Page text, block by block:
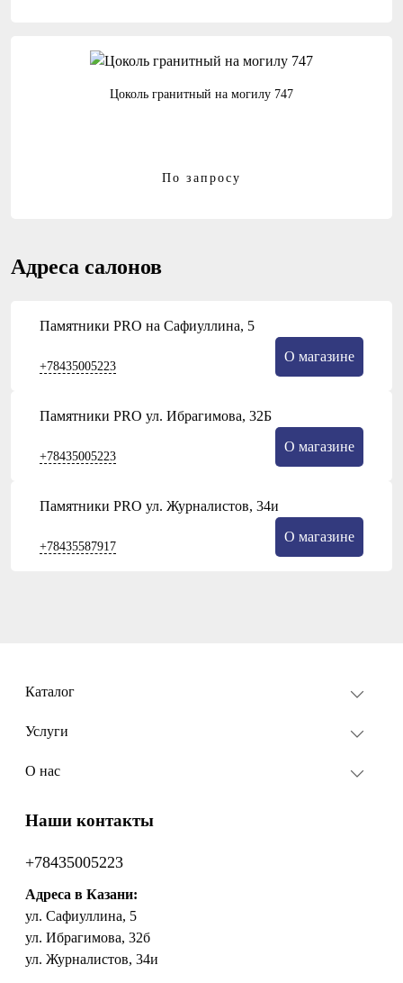
Цоколь гранитный на могилу 747
По запросу
Адреса салонов
Памятники PRO на Сафиуллина, 5
+78435005223
О магазине
Памятники PRO ул. Ибрагимова, 32Б
+78435005223
О магазине
Памятники PRO ул. Журналистов, 34и
+78435587917
О магазине
Каталог
Услуги
О нас
Наши контакты
+78435005223
Адреса в Казани:
ул. Сафиуллина, 5
ул. Ибрагимова, 32б
ул. Журналистов, 34и